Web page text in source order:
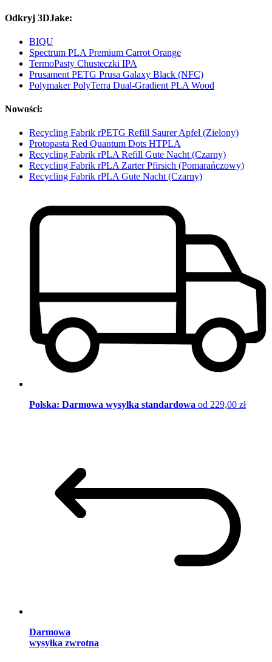
Odkryj 3DJake:
BIQU
Spectrum PLA Premium Carrot Orange
TermoPasty Chusteczki IPA
Prusament PETG Prusa Galaxy Black (NFC)
Polymaker PolyTerra Dual-Gradient PLA Wood
Nowości:
Recycling Fabrik rPETG Refill Saurer Apfel (Zielony)
Protopasta Red Quantum Dots HTPLA
Recycling Fabrik rPLA Refill Gute Nacht (Czarny)
Recycling Fabrik rPLA Zarter Pfirsich (Pomarańczowy)
Recycling Fabrik rPLA Gute Nacht (Czarny)
Polska: Darmowa wysyłka standardowa od 229,00 zł
Darmowa
wysyłka zwrotna